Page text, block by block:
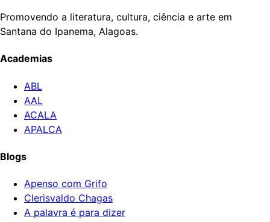
Promovendo a literatura, cultura, ciência e arte em
Santana do Ipanema, Alagoas.
Academias
ABL
AAL
ACALA
APALCA
Blogs
Apenso com Grifo
Clerisvaldo Chagas
A palavra é para dizer